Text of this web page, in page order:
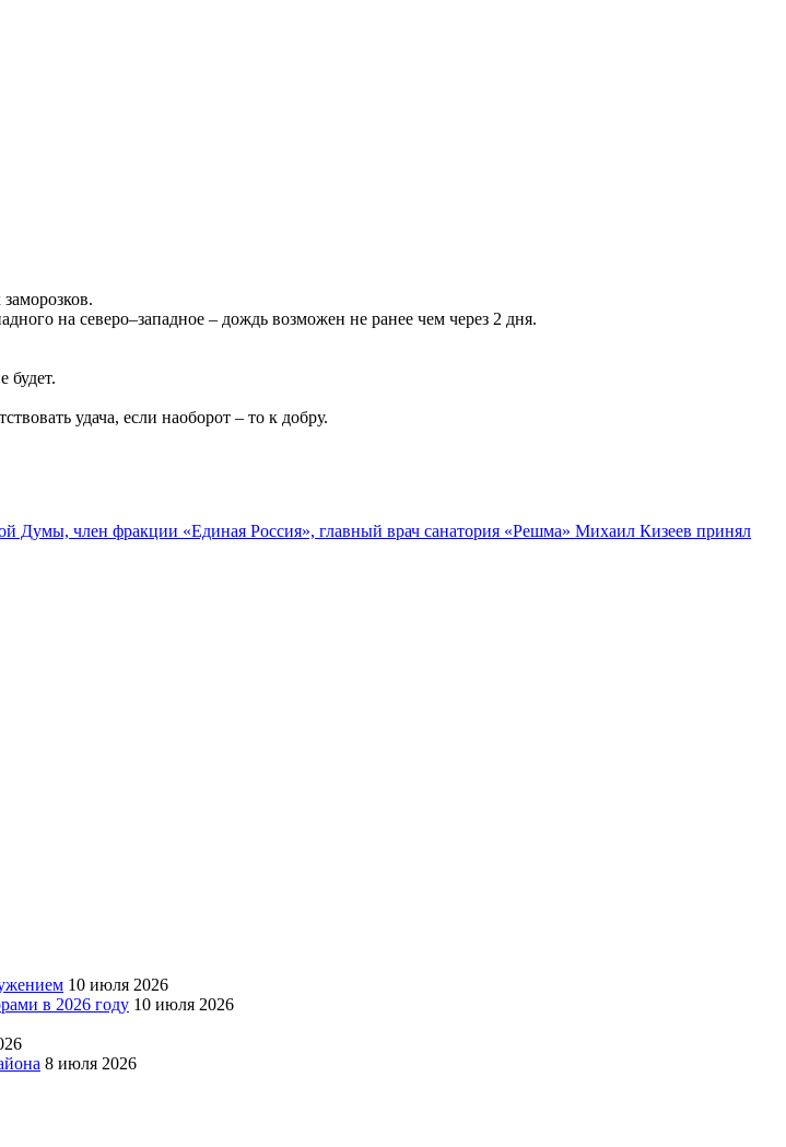
на северо–западное – дождь возможен не ранее чем через 2 дня.
будет.
удача, если наоборот – то к добру.
Думы, член фракции «Единая Россия», главный врач санатория «Решма» Михаил Кизеев принял
10 июля 2026
в 2026 году 10 июля 2026
8 июля 2026